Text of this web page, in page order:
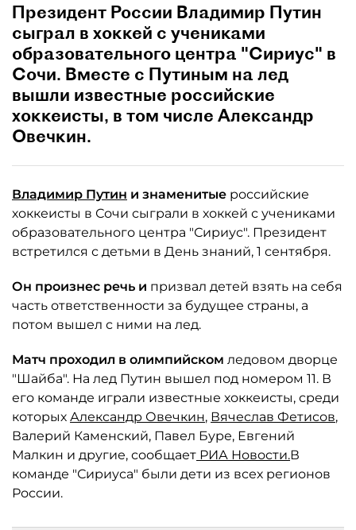
Президент России Владимир Путин
сыграл в хоккей с учениками
образовательного центра "Сириус" в
Сочи. Вместе с Путиным на лед
вышли известные российские
хоккеисты, в том числе Александр
Овечкин.
Владимир Путин и знаменитые российские
хоккеисты в Сочи сыграли в хоккей с учениками
образовательного центра "Сириус". Президент
встретился с детьми в День знаний, 1 сентября.
Он произнес речь и призвал детей взять на себя
часть ответственности за будущее страны, а
потом вышел с ними на лед.
Матч проходил в олимпийском ледовом дворце
"Шайба". На лед Путин вышел под номером 11. В
его команде играли известные хоккеисты, среди
которых Александр Овечкин, Вячеслав Фетисов,
Валерий Каменский, Павел Буре, Евгений
Малкин и другие, сообщает РИА Новости.В
команде "Сириуса" были дети из всех регионов
России.